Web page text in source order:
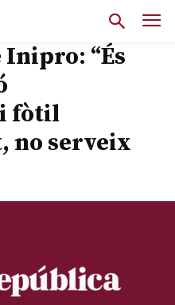
“És
fòtil
no serveix